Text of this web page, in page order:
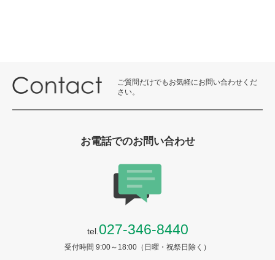
ご質問だけでもお気軽にお問い合わせくだ
さい。
お電話でのお問い合わせ
tel. 027-346-8440
受付時間 9:00～18:00（日曜・祝祭日除く）